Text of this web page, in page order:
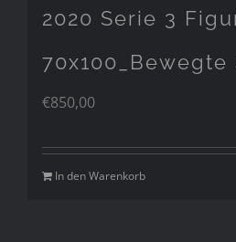
2020 Serie 3
70x100_Bewegte
€850,00
In den Warenkorb